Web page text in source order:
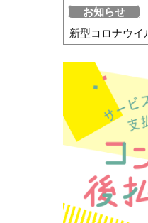
お知らせ
新型コロナウイ